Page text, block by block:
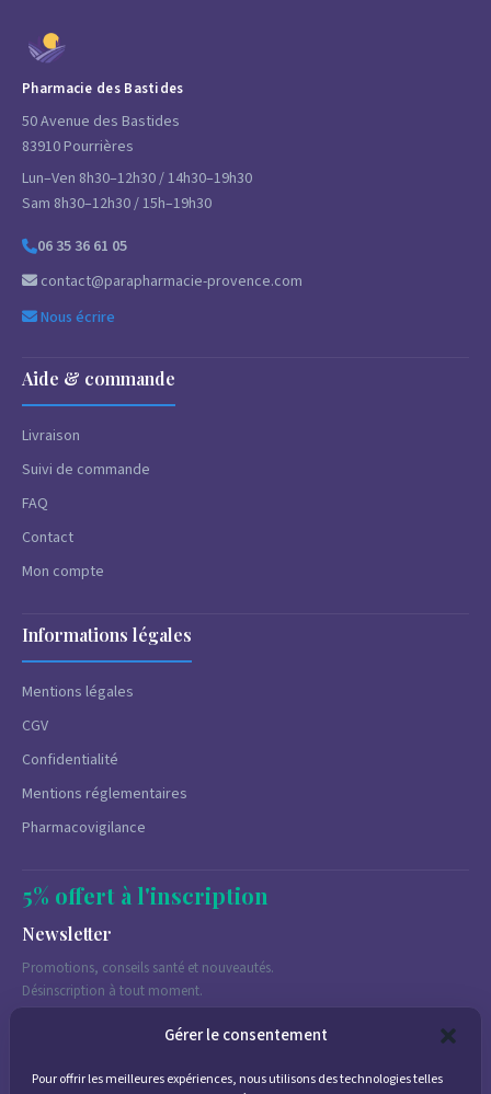
Gérer le consentement
Pour offrir les meilleures expériences, nous utilisons des technologies telles
Pharmacie des Bastides
50 Avenue des Bastides
83910 Pourrières
Lun–Ven 8h30–12h30 / 14h30–19h30
Sam 8h30–12h30 / 15h–19h30
06 35 36 61 05
contact@parapharmacie-provence.com
Nous écrire
Aide & commande
Livraison
Suivi de commande
FAQ
Contact
Mon compte
Informations légales
Mentions légales
CGV
Confidentialité
Mentions réglementaires
Pharmacovigilance
5% offert à l'inscription
Newsletter
Promotions, conseils santé et nouveautés.
Désinscription à tout moment.